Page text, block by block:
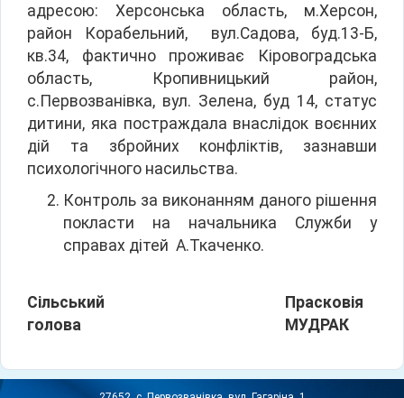
адресою: Херсонська область, м.Херсон,
район Корабельний, вул.Садова, буд.13-Б,
кв.34, фактично проживає Кіровоградська
область, Кропивницький район,
с.Первозванівка, вул. Зелена, буд 14, статус
дитини, яка постраждала внаслідок воєнних
дій та збройних конфліктів, зазнавши
психологічного насильства.
Контроль за виконанням даного рішення
покласти на начальника Служби у
справах дітей А.Ткаченко.
Сільський
голова
Прасковія
МУДРАК